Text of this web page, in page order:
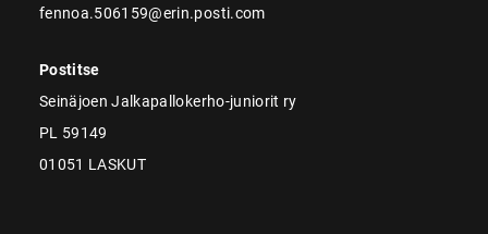
fennoa.506159@erin.posti.com
Postitse
Seinäjoen Jalkapallokerho-juniorit ry
PL 59149
01051 LASKUT